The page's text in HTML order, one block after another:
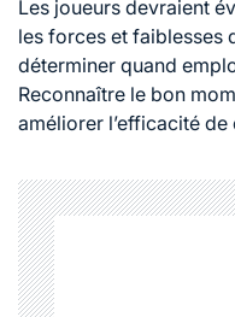
Les joueurs devraient
les forces et faiblesses
déterminer quand
Reconnaître le bon
améliorer l’efficacité